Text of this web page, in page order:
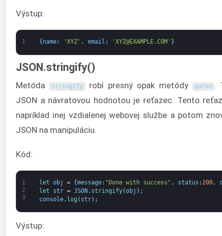
Výstup:
1 { name: 'XYZ' , email : 'XYZ@EXAMPLE.COM' }
JSON.stringify()
Metóda stringify robí presný opak metódy parse .
JSON a návratovou hodnotou je reťazec. Tento
napríklad inej vzdialenej webovej službe a potom
JSON na manipuláciu.
Kód:
1
2
3
let obj = {message: "Done with success" , status :200,
let
str = JSON . stringify(obj ) ;
console. log ( str) ;
Výstup: